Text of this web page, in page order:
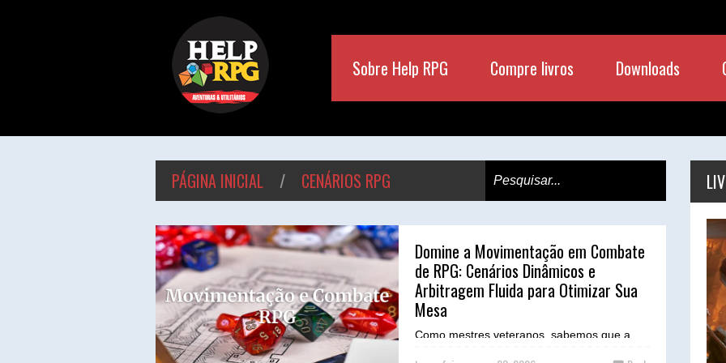
Sobre Help RPG Compre livros Downloads
PÁGINA INICIAL / CENÁRIOS RPG
Domine a Movimentação em Combate
de RPG: Cenários Dinâmicos e
Arbitragem Fluida para Otimizar Sua
Mesa
Como mestres veteranos, sabemos que a